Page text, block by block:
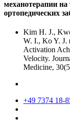
механотерапии
ортопедических
Kim H. J.,
W. I., Ko Y. J.
Activation
Velocity.
Medicine,
+49 7374 18-